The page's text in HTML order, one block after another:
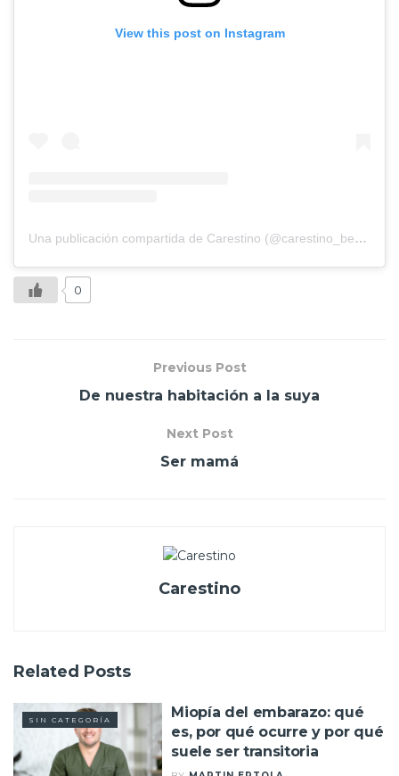
View this post on Instagram
Una publicación compartida de Carestino (@carestino_bebes)
0
Previous Post
De nuestra habitación a la suya
Next Post
Ser mamá
Carestino
Related Posts
SIN CATEGORÍA
Miopía del embarazo: qué
es, por qué ocurre y por qué
suele ser transitoria